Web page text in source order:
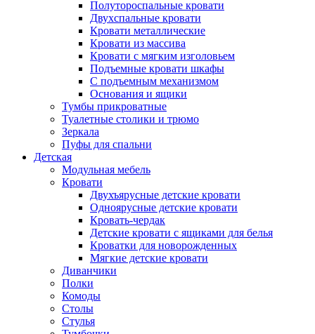
Полутороспальные кровати
Двухспальные кровати
Кровати металлические
Кровати из массива
Кровати с мягким изголовьем
Подъемные кровати шкафы
С подъемным механизмом
Основания и ящики
Тумбы прикроватные
Туалетные столики и трюмо
Зеркала
Пуфы для спальни
Детская
Модульная мебель
Кровати
Двухъярусные детские кровати
Одноярусные детские кровати
Кровать-чердак
Детские кровати с ящиками для белья
Кроватки для новорожденных
Мягкие детские кровати
Диванчики
Полки
Комоды
Столы
Стулья